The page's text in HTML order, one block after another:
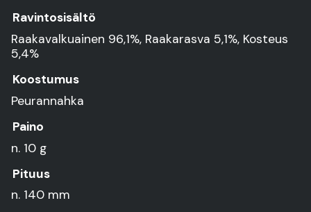
Ravintosisältö
Raakavalkuainen 96,1%, Raakarasva 5,1%, Kosteus
5,4%
Koostumus
Peurannahka
Paino
n. 10 g
Pituus
n. 140 mm